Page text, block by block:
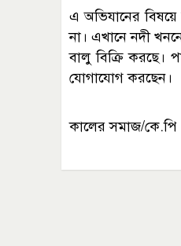
‎এ অভিযানের
না। এখানে নদী
বালু বিক্রি করছে।
যোগাযোগ করছেন।
কালের সমাজ/কে.পি